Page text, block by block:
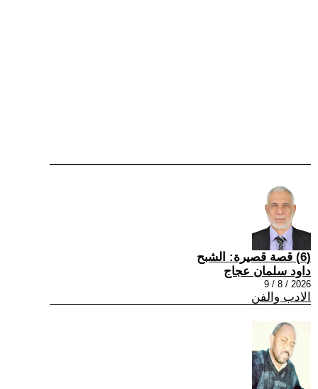
(6) قصة قصيرة: الشبح
داود سلمان عجاج
2026 / 8 / 9
الادب والفن